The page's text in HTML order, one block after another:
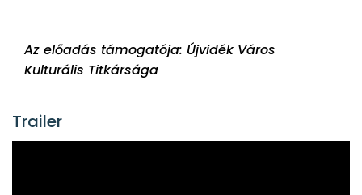
Az előadás támogatója: Újvidék Város
Kulturális Titkársága
Trailer